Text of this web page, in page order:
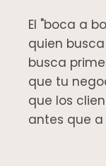
El "boca a
quien
busca
que tu
que los
antes que